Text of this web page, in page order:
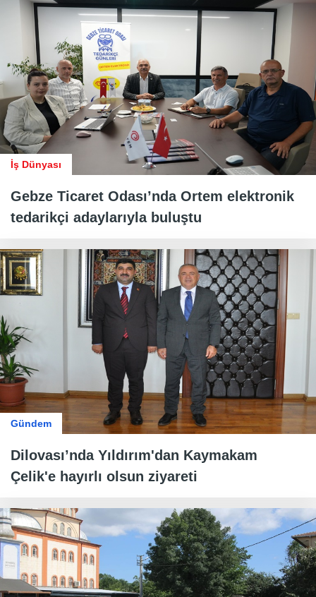
İş Dünyası
Gebze Ticaret Odası’nda Ortem elektronik
tedarikçi adaylarıyla buluştu
Gündem
Dilovası’nda Yıldırım'dan Kaymakam
Çelik'e hayırlı olsun ziyareti